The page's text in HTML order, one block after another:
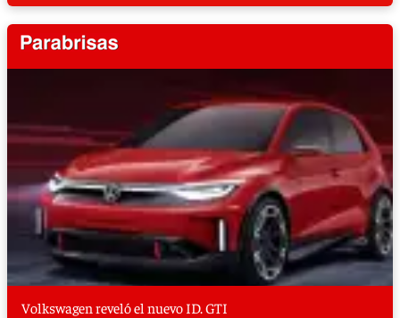
Volkswagen reveló el nuevo ID. GTI